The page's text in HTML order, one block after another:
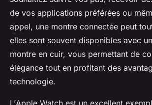
de vos applications préférées ou
appel, une montre connectée peut
elles sont souvent disponibles avec un
montre en cuir, vous permettant de
élégance tout en profitant des
technologie.